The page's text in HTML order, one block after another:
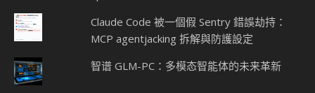
Claude Code 被一個假 Sentry 錯誤劫持：
MCP agentjacking 拆解與防護設定
智谱 GLM-PC：多模态智能体的未来革新